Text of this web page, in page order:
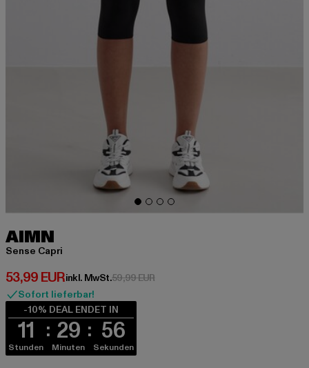
AIMN
Sense Capri
53,99 EUR
Derzeitiger Preis: 53,99 EUR
inkl. MwSt.59,99 EURAktionspreis: 59,99 EUR
Sofort lieferbar!
-10% DEAL ENDET IN
11
Stunden
29
Minuten
56
Sekunden